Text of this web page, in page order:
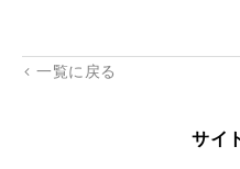
一覧に戻る
サイ